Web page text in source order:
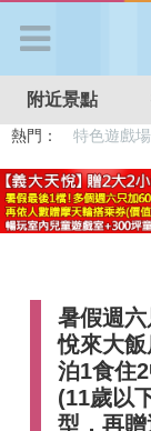
APP登入
首 頁
好康優惠
最新消息
附近景點
熱門： 特色遊戲場
暑假週
悅來大
泊1食住
(11歲以
型，再